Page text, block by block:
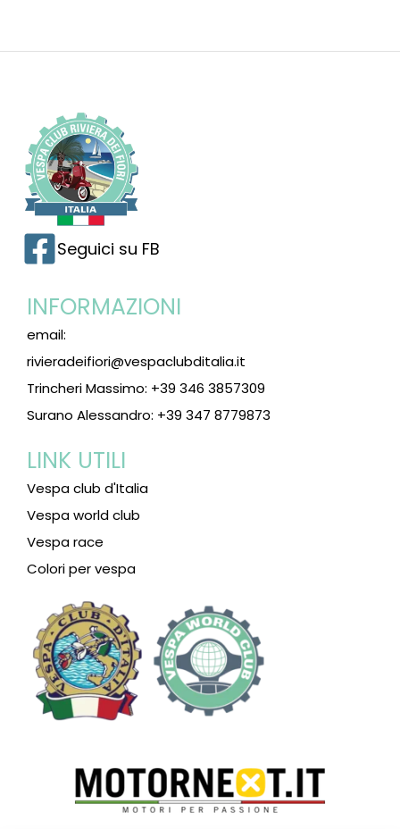
Seguici su FB
INFORMAZIONI
email:
rivieradeifiori@vespaclubditalia.it
Trincheri Massimo: +39 346 3857309
Surano Alessandro: +39 347 8779873
LINK UTILI
Vespa club d'Italia
Vespa world club
Vespa race
Colori per vespa